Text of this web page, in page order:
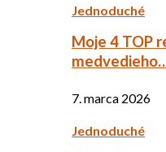
Jednoduché
Moje 4 TOP
7. marca 2026
Jednoduché